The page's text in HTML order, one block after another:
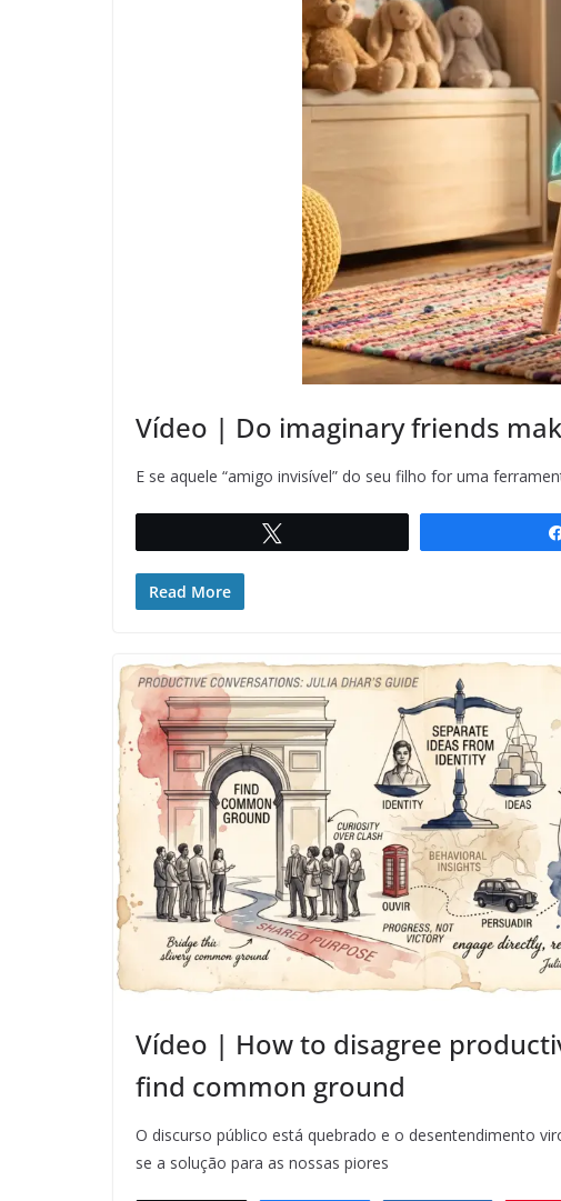
Vídeo | Do imaginary friends
E se aquele “amigo invisível” do seu filho for uma
Read More
Vídeo | How to disagree
find common ground
O discurso público está quebrado e o desentendimento
se a solução para as nossas piores